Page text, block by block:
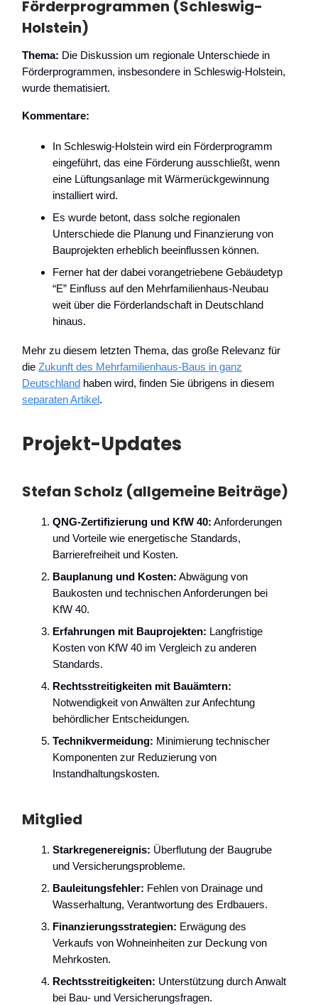
Förderprogrammen (Schleswig-
Holstein)
Thema: Die Diskussion um regionale Unterschiede in
Förderprogrammen, insbesondere in Schleswig-Holstein,
wurde thematisiert.
Kommentare:
In Schleswig-Holstein wird ein Förderprogramm
eingeführt, das eine Förderung ausschließt, wenn
eine Lüftungsanlage mit Wärmerückgewinnung
installiert wird.
Es wurde betont, dass solche regionalen
Unterschiede die Planung und Finanzierung von
Bauprojekten erheblich beeinflussen können.
Ferner hat der dabei vorangetriebene Gebäudetyp
“E” Einfluss auf den Mehrfamilienhaus-Neubau
weit über die Förderlandschaft in Deutschland
hinaus.
Mehr zu diesem letzten Thema, das große Relevanz für
die Zukunft des Mehrfamilienhaus-Baus in ganz
Deutschland haben wird, finden Sie übrigens in diesem
separaten Artikel.
Projekt-Updates
Stefan Scholz (allgemeine Beiträge)
QNG-Zertifizierung und KfW 40: Anforderungen
und Vorteile wie energetische Standards,
Barrierefreiheit und Kosten.
Bauplanung und Kosten: Abwägung von
Baukosten und technischen Anforderungen bei
KfW 40.
Erfahrungen mit Bauprojekten: Langfristige
Kosten von KfW 40 im Vergleich zu anderen
Standards.
Rechtsstreitigkeiten mit Bauämtern:
Notwendigkeit von Anwälten zur Anfechtung
behördlicher Entscheidungen.
Technikvermeidung: Minimierung technischer
Komponenten zur Reduzierung von
Instandhaltungskosten.
Mitglied
Starkregenereignis: Überflutung der Baugrube
und Versicherungsprobleme.
Bauleitungsfehler: Fehlen von Drainage und
Wasserhaltung, Verantwortung des Erdbauers.
Finanzierungsstrategien: Erwägung des
Verkaufs von Wohneinheiten zur Deckung von
Mehrkosten.
Rechtsstreitigkeiten: Unterstützung durch Anwalt
bei Bau- und Versicherungsfragen.